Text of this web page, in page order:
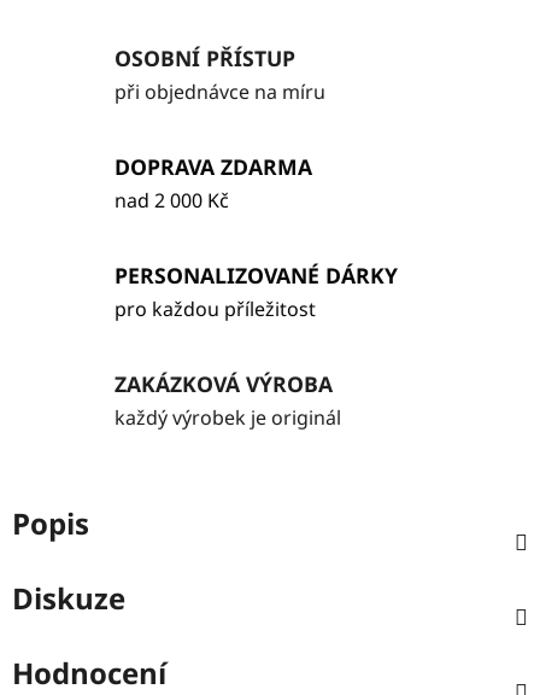
OSOBNÍ PŘÍSTUP
při objednávce na míru
DOPRAVA ZDARMA
nad 2 000 Kč
PERSONALIZOVANÉ DÁRKY
pro každou příležitost
ZAKÁZKOVÁ VÝROBA
každý výrobek je originál
Popis
Diskuze
Hodnocení